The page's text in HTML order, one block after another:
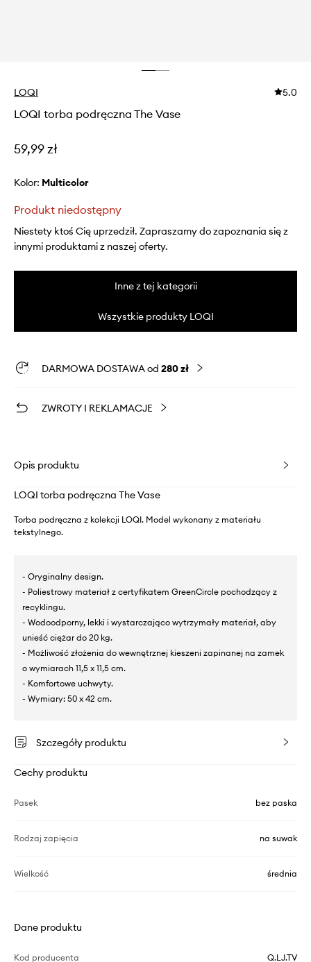
LOQI 5.0
LOQI torba podręczna The Vase
59,99 zł
Kolor: multicolor
Produkt niedostępny
Niestety ktoś Cię uprzedził. Zapraszamy do zapoznania się z
innymi produktami z naszej oferty.
Inne z tej kategorii
Wszystkie produkty LOQI
DARMOWA DOSTAWA od 280 zł
ZWROTY I REKLAMACJE
Opis produktu
LOQI torba podręczna The Vase
Torba podręczna z kolekcji LOQI. Model wykonany z materiału
tekstylnego.
- Oryginalny design.
- Poliestrowy materiał z certyfikatem GreenCircle pochodzący z
recyklingu.
- Wodoodporny, lekki i wystarczająco wytrzymały materiał, aby
unieść ciężar do 20 kg.
- Możliwość złożenia do wewnętrznej kieszeni zapinanej na zamek
o wymiarach 11,5 x 11,5 cm.
- Komfortowe uchwyty.
- Wymiary: 50 x 42 cm.
Szczegóły produktu
Cechy produktu
Pasek bez paska
Rodzaj zapięcia na suwak
Wielkość średnia
Dane produktu
Kod producenta Q.LJ.TV